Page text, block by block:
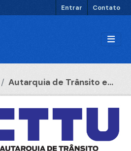
Entrar Contato
Autarquia de Trânsito e...